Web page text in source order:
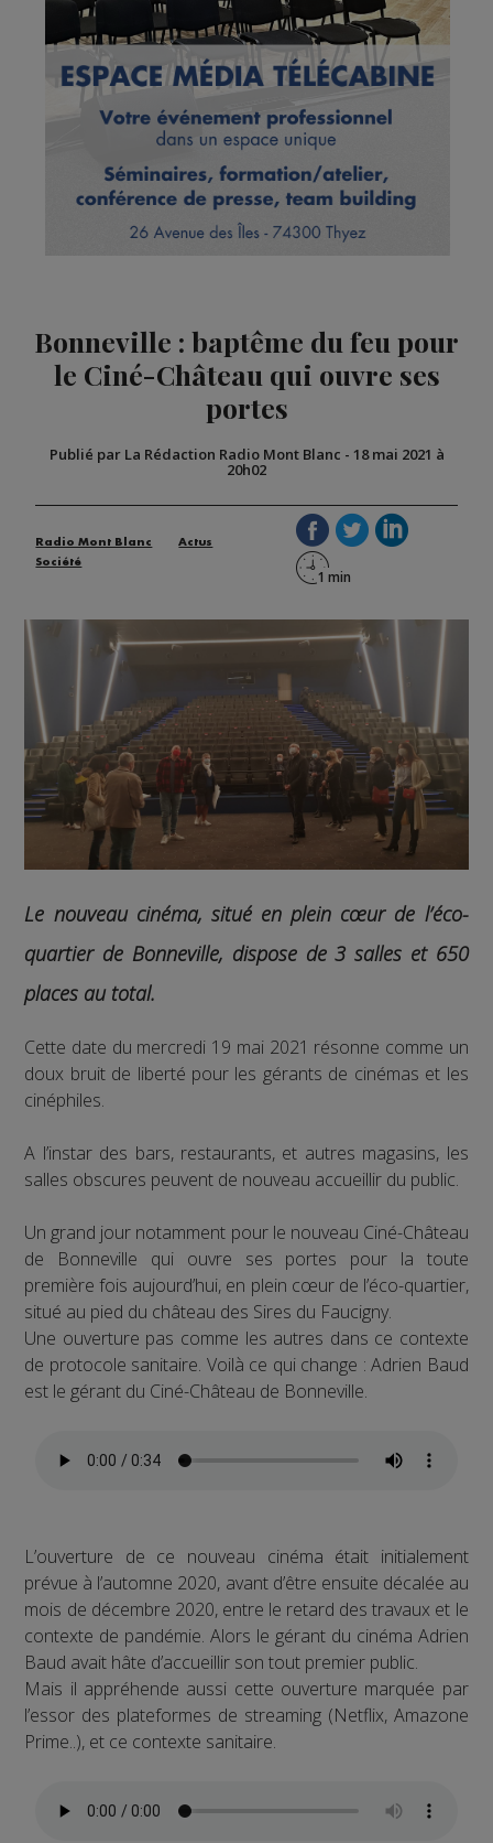
Bonneville : baptême du feu pour
le Ciné-Château qui ouvre ses
portes
Publié par La Rédaction Radio Mont Blanc - 18 mai 2021 à
20h02
Radio Mont Blanc
Actus
Société
Le nouveau cinéma, situé en plein cœur de l’éco-
quartier de Bonneville, dispose de 3 salles et 650
places au total.
Cette date du mercredi 19 mai 2021 résonne comme un
doux bruit de liberté pour les gérants de cinémas et les
cinéphiles.
A l’instar des bars, restaurants, et autres magasins, les
salles obscures peuvent de nouveau accueillir du public.
Un grand jour notamment pour le nouveau Ciné-Château
de Bonneville qui ouvre ses portes pour la toute
première fois aujourd’hui, en plein cœur de l’éco-quartier,
situé au pied du château des Sires du Faucigny.
Une ouverture pas comme les autres dans ce contexte
de protocole sanitaire. Voilà ce qui change : Adrien Baud
est le gérant du Ciné-Château de Bonneville.
L’ouverture de ce nouveau cinéma était initialement
prévue à l’automne 2020, avant d’être ensuite décalée au
mois de décembre 2020, entre le retard des travaux et le
contexte de pandémie. Alors le gérant du cinéma Adrien
Baud avait hâte d’accueillir son tout premier public.
Mais il appréhende aussi cette ouverture marquée par
l’essor des plateformes de streaming (Netflix, Amazone
Prime..), et ce contexte sanitaire.